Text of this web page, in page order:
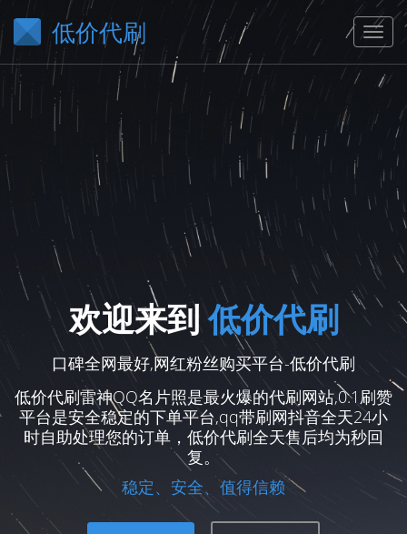
低价代刷
欢迎来到低价代刷
口碑全网最好,网红粉丝购买平台-低价代刷
低价代刷雷神QQ名片照是最火爆的代刷网站,0.1刷赞
平台是安全稳定的下单平台,qq带刷网抖音全天24小
时自助处理您的订单，低价代刷全天售后均为秒回
复。
稳定、安全、值得信赖